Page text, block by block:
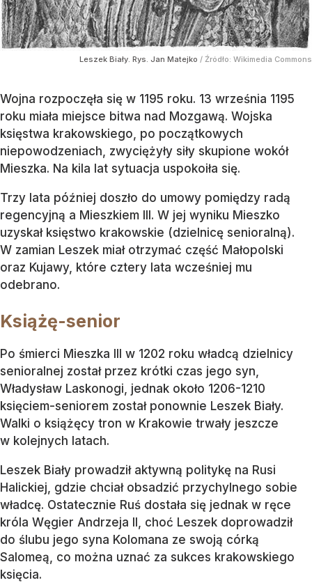
Leszek Biały. Rys. Jan Matejko / Źródło: Wikimedia Commons
Wojna rozpoczęła się w 1195 roku. 13 września 1195
roku miała miejsce bitwa nad Mozgawą. Wojska
księstwa krakowskiego, po początkowych
niepowodzeniach, zwyciężyły siły skupione wokół
Mieszka. Na kila lat sytuacja uspokoiła się.
Trzy lata później doszło do umowy pomiędzy radą
regencyjną a Mieszkiem III. W jej wyniku Mieszko
uzyskał księstwo krakowskie (dzielnicę senioralną).
W zamian Leszek miał otrzymać część Małopolski
oraz Kujawy, które cztery lata wcześniej mu
odebrano.
Książę-senior
Po śmierci Mieszka III w 1202 roku władcą dzielnicy
senioralnej został przez krótki czas jego syn,
Władysław Laskonogi, jednak około 1206-1210
księciem-seniorem został ponownie Leszek Biały.
Walki o książęcy tron w Krakowie trwały jeszcze
w kolejnych latach.
Leszek Biały prowadził aktywną politykę na Rusi
Halickiej, gdzie chciał obsadzić przychylnego sobie
władcę. Ostatecznie Ruś dostała się jednak w ręce
króla Węgier Andrzeja II, choć Leszek doprowadził
do ślubu jego syna Kolomana ze swoją córką
Salomeą, co można uznać za sukces krakowskiego
księcia.